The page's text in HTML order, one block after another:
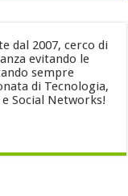
dal 2007, cerco di
evitando le
sempre
di Tecnologia,
Social Networks!